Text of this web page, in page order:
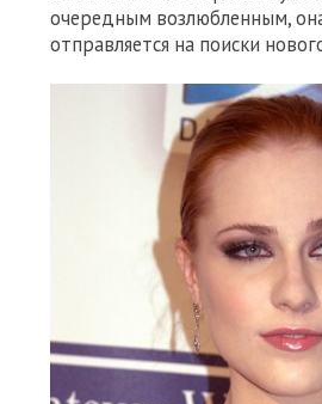
очередным возлюбленным,
отправляется на поиски